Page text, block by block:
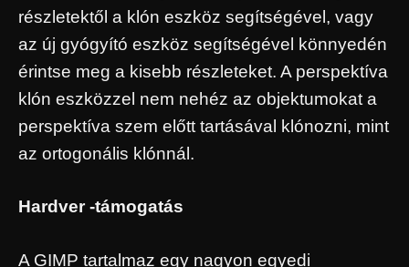
részletektől a klón eszköz segítségével, vagy
az új gyógyító eszköz segítségével könnyedén
érintse meg a kisebb részleteket. A perspektíva
klón eszközzel nem nehéz az objektumokat a
perspektíva szem előtt tartásával klónozni, mint
az ortogonális klónnál.
Hardver -támogatás
A GIMP tartalmaz egy nagyon egyedi